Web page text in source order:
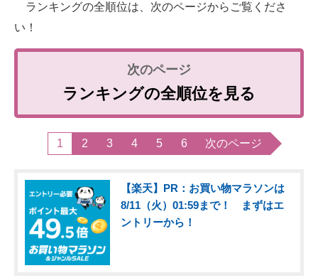
ランキングの全順位は、次のページからご覧くださ
い！
ランキングの全順位を見る
1 2 3 4 5 6 次のページ
【楽天】PR：お買い物マラソンは
8/11（火）01:59まで！ まずはエ
ントリーから！